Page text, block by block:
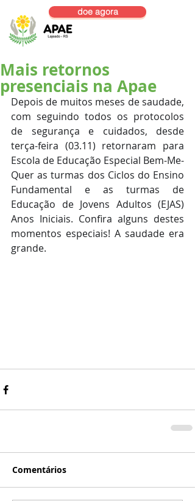
doe agora
Mais retornos
presenciais na Apae
Depois de muitos meses de saudade,
com seguindo todos os protocolos
de segurança e cuidados, desde
terça-feira (03.11) retornaram para
Escola de Educação Especial Bem-Me-
Quer as turmas dos Ciclos do Ensino
Fundamental e as turmas de
Educação de Jovens Adultos (EJAS)
Anos Iniciais. Confira alguns destes
momentos especiais! A saudade era
grande.
Comentários